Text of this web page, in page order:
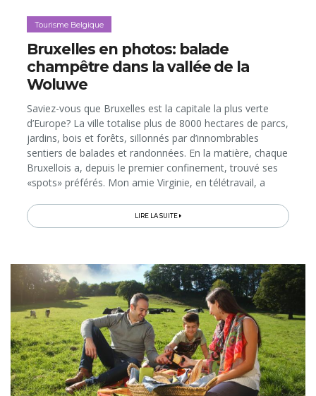
Tourisme Belgique
Bruxelles en photos: balade
champêtre dans la vallée de la
Woluwe
Saviez-vous que Bruxelles est la capitale la plus verte
d’Europe? La ville totalise plus de 8000 hectares de parcs,
jardins, bois et forêts, sillonnés par d’innombrables
sentiers de balades et randonnées. En la matière, chaque
Bruxellois a, depuis le premier confinement, trouvé ses
«spots» préférés. Mon amie Virginie, en télétravail, a
LIRE LA SUITE